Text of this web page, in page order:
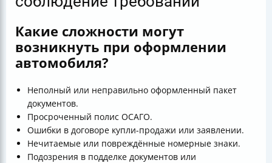
Какие сложности могут
возникнуть при оформлении
автомобиля?
Неполный или неправильно оформленный пакет
документов.
Просроченный полис ОСАГО.
Ошибки в договоре купли-продажи или заявлении.
Нечитаемые или повреждённые номерные знаки.
Подозрения в подделке документов или